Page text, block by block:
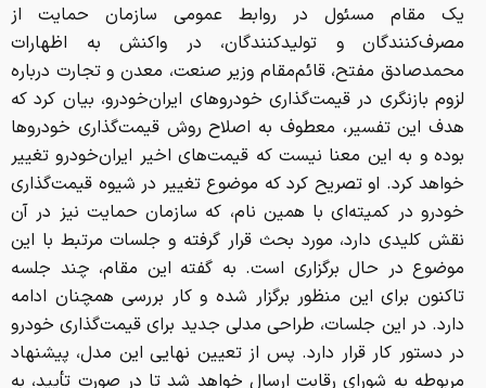
یک مقام مسئول در روابط عمومی سازمان حمایت از
مصرف‌کنندگان و تولیدکنندگان، در واکنش به اظهارات
محمدصادق مفتح، قائم‌مقام وزیر صنعت، معدن و تجارت درباره
لزوم بازنگری در قیمت‌گذاری خودروهای ایران‌خودرو، بیان کرد که
هدف این تفسیر، معطوف به اصلاح روش قیمت‌گذاری خودروها
بوده و به این معنا نیست که قیمت‌های اخیر ایران‌خودرو تغییر
خواهد کرد. او تصریح کرد که موضوع تغییر در شیوه قیمت‌گذاری
خودرو در کمیته‌ای با همین نام، که سازمان حمایت نیز در آن
نقش کلیدی دارد، مورد بحث قرار گرفته و جلسات مرتبط با این
موضوع در حال برگزاری است. به گفته این مقام، چند جلسه
تاکنون برای این منظور برگزار شده و کار بررسی همچنان ادامه
دارد. در این جلسات، طراحی مدلی جدید برای قیمت‌گذاری خودرو
در دستور کار قرار دارد. پس از تعیین نهایی این مدل، پیشنهاد
مربوطه به شورای رقابت ارسال خواهد شد تا در صورت تأیید، به